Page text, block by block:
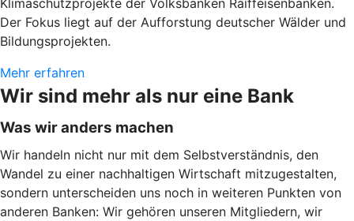
Der Fokus liegt auf der Aufforstung deutscher Wälder und
Bildungsprojekten.
Mehr erfahren
Wir sind mehr als nur eine Bank
Was wir anders machen
Wir handeln nicht nur mit dem Selbstverständnis, den
Wandel zu einer nachhaltigen Wirtschaft mitzugestalten,
sondern unterscheiden uns noch in weiteren Punkten von
anderen Banken: Wir gehören unseren Mitgliedern, wir